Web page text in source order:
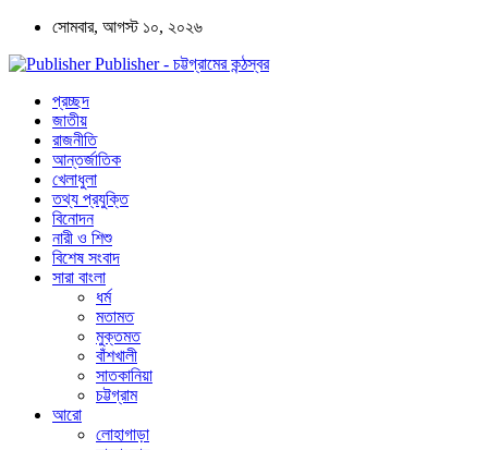
সোমবার, আগস্ট ১০, ২০২৬
Publisher - চট্টগ্রামের কন্ঠস্বর
প্রচ্ছদ
জাতীয়
রাজনীতি
আন্তর্জাতিক
খেলাধুলা
তথ্য প্রযুক্তি
বিনোদন
নারী ও শিশু
বিশেষ সংবাদ
সারা বাংলা
ধর্ম
মতামত
মুক্তমত
বাঁশখালী
সাতকানিয়া
চট্টগ্রাম
আরো
লোহাগাড়া